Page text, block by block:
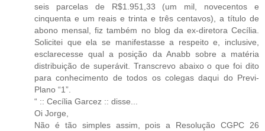
seis parcelas de R$1.951,33 (um mil, novecentos e
cinquenta e um reais e trinta e três centavos), a título de
abono mensal, fiz também no blog da ex-diretora Cecília.
Solicitei que ela se manifestasse a respeito e, inclusive,
esclarecesse qual a posição da Anabb sobre a matéria
distribuição de superávit. Transcrevo abaixo o que foi dito
para conhecimento de todos os colegas daqui do Previ-
Plano “1”.
“ :: Cecília Garcez :: disse...
Oi Jorge,
Não é tão simples assim, pois a Resolução CGPC 26